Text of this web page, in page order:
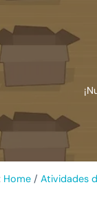
Home / Atividades